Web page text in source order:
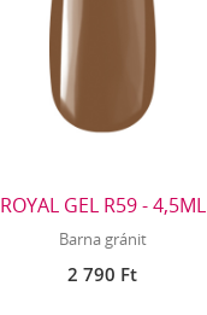
ROYAL GEL R59 - 4,5ML
Barna gránit
2 790 Ft